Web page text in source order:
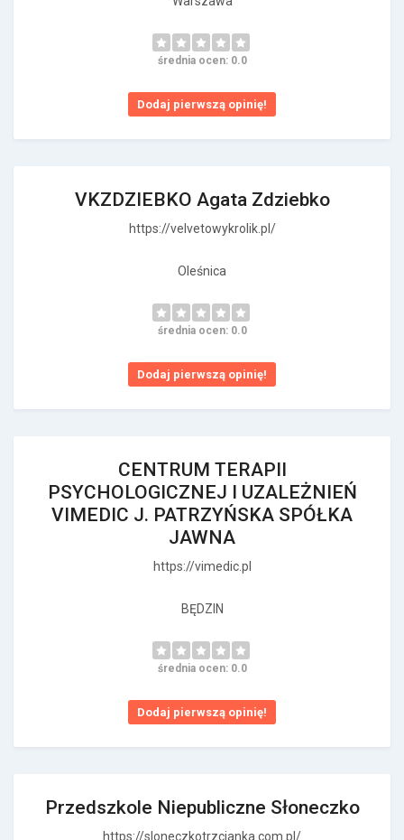
średnia ocen: 0.0
Dodaj pierwszą opinię!
VKZDZIEBKO Agata Zdziebko
https://velvetowykrolik.pl/
Oleśnica
średnia ocen: 0.0
Dodaj pierwszą opinię!
CENTRUM TERAPII
PSYCHOLOGICZNEJ I UZALEŻNIEŃ
VIMEDIC J. PATRZYŃSKA SPÓŁKA
JAWNA
https://vimedic.pl
BĘDZIN
średnia ocen: 0.0
Dodaj pierwszą opinię!
Przedszkole Niepubliczne Słoneczko
https://sloneczkotrzcianka.com.pl/